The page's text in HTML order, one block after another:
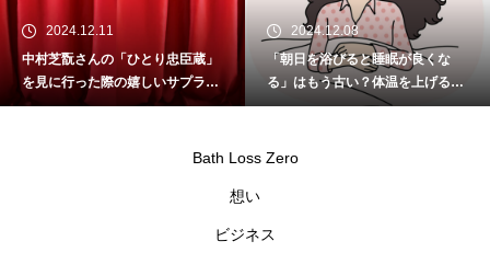
2024.12.11
中村芝翫さんの「ひとり忠臣蔵」
を見に行った際の嬉しいサプライ
ズ
2024.12.08
「朝日を浴びると睡眠が良くな
る」はもう古い？体温を上げるこ
とが重要
Bath Loss Zero
想い
ビジネス